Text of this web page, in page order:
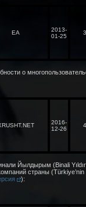
EA
2013-
01-25
о
2016-
12-26
Йылдырым (Binali
страны
):